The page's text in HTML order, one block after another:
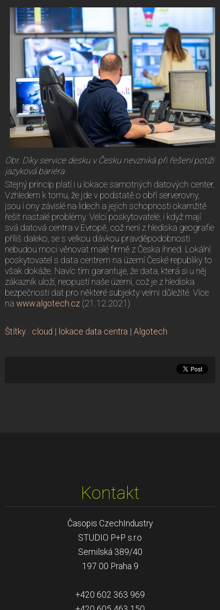
Obr. Díky service desku v Česku nevzniká při řešení potíží
jazyková bariéra
Stejný princip platí i u lokace samotných datových center.
Vzhledem k tomu, že jde v podstatě o obří serverovny,
jsou i ony závislé na lidech a jejich schopnosti okamžitě
řešit nastalé problémy. Velcí poskytovatelé, i když mají
svá datová centra v Evropě, což není z hlediska geografie
příliš daleko, se s velkou dávkou pravděpodobnosti
nebudou moci věnovat malé firmě z Česka ihned. Lokální
poskytovatel s data centrem na území České republiky to
však dokáže. Navíc tím garantuje, že data, která si u něj
zákazník uloží, neopustí naše území, což je z hlediska
bezpečnosti dat pro některé subjekty velmi důležité. Více
na www.algotech.cz (21.12.2021)
Štítky: cloud lokace data centra Algotech
Kontakt
Časopis CzechIndustry
STUDIO P+P s.r.o
Semilská 389/40
197 00 Praha 9
+420 602 363 969